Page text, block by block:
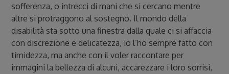
sofferenza, o intrecci di mani che si cercano mentre
altre si protraggono al sostegno. Il mondo della
disabilità sta sotto una finestra dalla quale ci si affaccia
con discrezione e delicatezza, io l’ho sempre fatto con
timidezza, ma anche con il voler raccontare per
immagini la bellezza di alcuni, accarezzare i loro sorrisi,